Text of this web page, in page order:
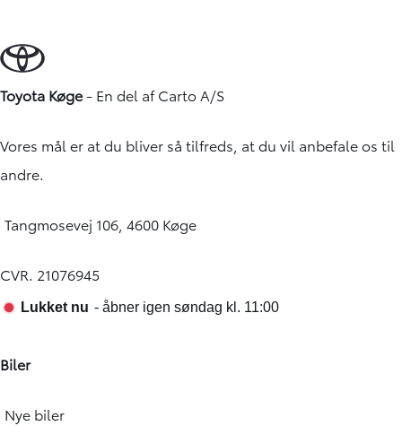
Toyota Køge- En del afCarto A/S
Vores mål er at du bliver så tilfreds, at du vil anbefale os til
andre.
Tangmosevej 106, 4600 Køge
CVR. 21076945
Biler
Nye biler